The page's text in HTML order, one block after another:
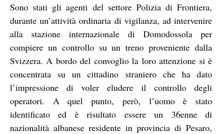
Sono stati gli agenti del settore Polizia di Frontiera,
durante un’attività ordinaria di vigilanza, ad intervenire
alla stazione internazionale di Domodossola per
compiere un controllo su un treno proveniente dalla
Svizzera. A bordo del convoglio la loro attenzione si è
concentrata su un cittadino straniero che ha dato
l’impressione di voler eludere il controllo degli
operatori. A quel punto, però, l’uomo è stato
identificato ed è risultato essere un 36enne di
nazionalità albanese residente in provincia di Pesaro,